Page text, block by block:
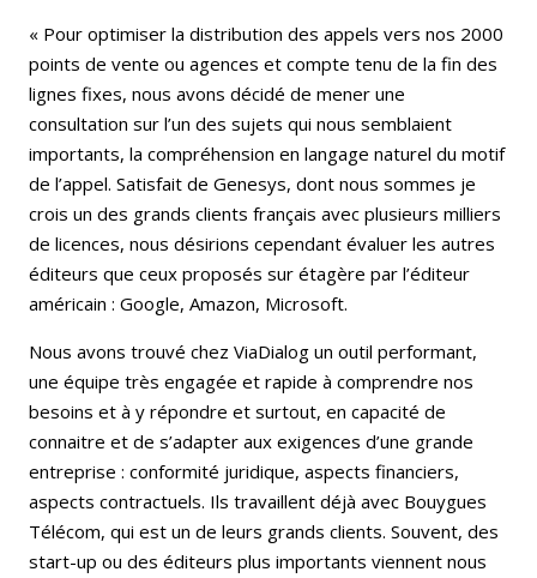
« Pour optimiser la distribution des appels vers nos 2000
points de vente ou agences et compte tenu de la fin des
lignes fixes, nous avons décidé de mener une
consultation sur l’un des sujets qui nous semblaient
importants, la compréhension en langage naturel du motif
de l’appel. Satisfait de Genesys, dont nous sommes je
crois un des grands clients français avec plusieurs milliers
de licences, nous désirions cependant évaluer les autres
éditeurs que ceux proposés sur étagère par l’éditeur
américain : Google, Amazon, Microsoft.
Nous avons trouvé chez ViaDialog un outil performant,
une équipe très engagée et rapide à comprendre nos
besoins et à y répondre et surtout, en capacité de
connaitre et de s’adapter aux exigences d’une grande
entreprise : conformité juridique, aspects financiers,
aspects contractuels. Ils travaillent déjà avec Bouygues
Télécom, qui est un de leurs grands clients. Souvent, des
start-up ou des éditeurs plus importants viennent nous